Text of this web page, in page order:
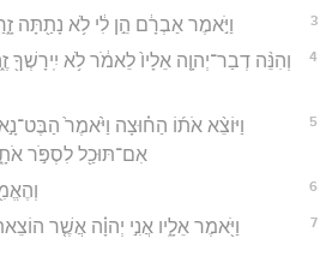
3 וַיֹּ֣אמֶר אַבְרָ֔ם הֵ֣ן לִ֔י לֹ֥א נָתַ֖תָּה
4
וְהִנֵּ֨ה דְבַר־יְהוָ֤ה אֵלָיו֙ לֵאמֹ֔ר לֹ֥א
5
וַיּוֹצֵ֨א אֹת֜וֹ הַח֗וּצָה וַיֹּ֙אמֶר֙
אִם־תּוּכַ֖ל לִסְפֹּ֣ר
6
7
וַיֹּ֖אמֶר אֵלָ֑יו אֲנִ֣י יְהוָ֗ה אֲשֶׁ֤ר